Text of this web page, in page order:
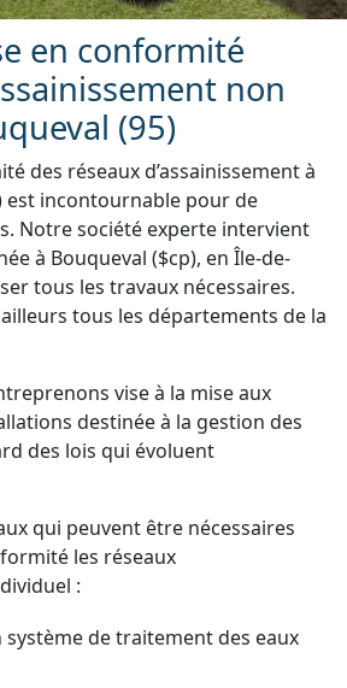
en conformité
non
(95)
des réseaux d’assainissement à
est incontournable pour de
Notre société experte intervient
à Bouqueval ($cp), en Île-de-
tous les travaux nécessaires.
tous les départements de la
vise à la mise aux
destinée à la gestion des
des lois qui évoluent
qui peuvent être nécessaires
les réseaux
:
de traitement des eaux